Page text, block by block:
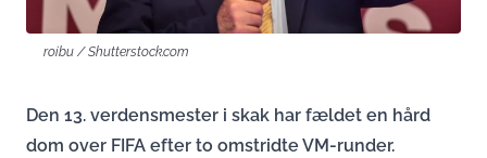
roibu / Shutterstock.com
Den 13. verdensmester i skak har fældet en hård
dom over FIFA efter to omstridte VM-runder.